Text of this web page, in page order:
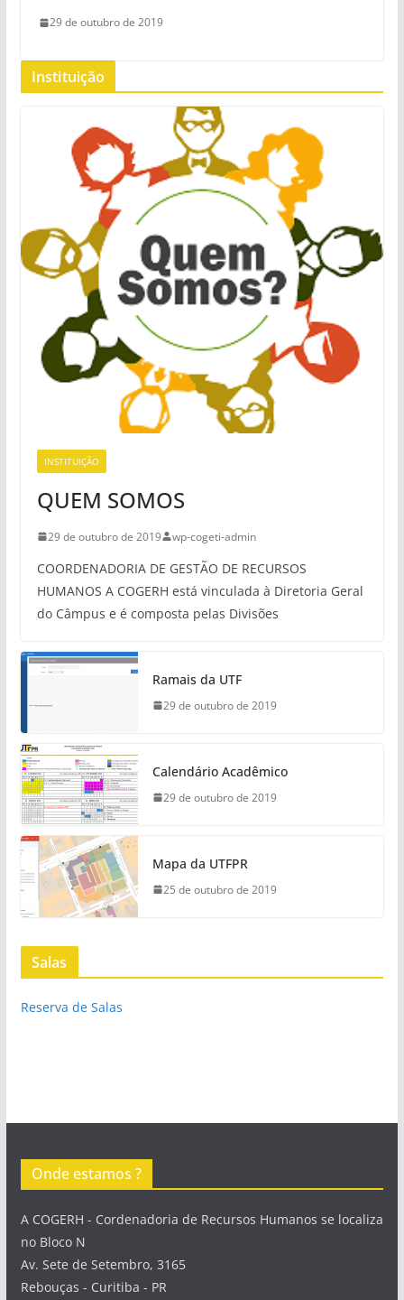
29 de outubro de 2019
Instituição
INSTITUIÇÃO
QUEM SOMOS
29 de outubro de 2019 wp-cogeti-admin
COORDENADORIA DE GESTÃO DE RECURSOS
HUMANOS A COGERH está vinculada à Diretoria Geral
do Câmpus e é composta pelas Divisões
Ramais da UTF
29 de outubro de 2019
Calendário Acadêmico
29 de outubro de 2019
Mapa da UTFPR
25 de outubro de 2019
Salas
Reserva de Salas
Onde estamos ?
A COGERH - Cordenadoria de Recursos Humanos se localiza
no Bloco N
Av. Sete de Setembro, 3165
Rebouças - Curitiba - PR